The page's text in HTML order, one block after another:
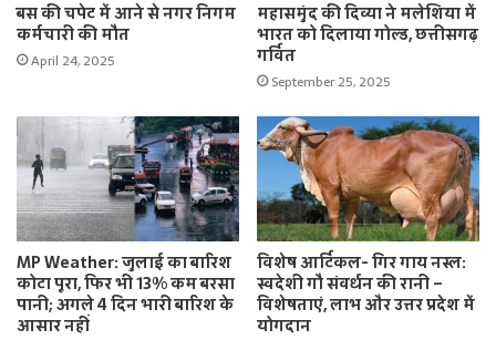
बस की चपेट में आने से नगर निगम
कर्मचारी की मौत
April 24, 2025
महासमुंद की दिव्या ने मलेशिया में
भारत को दिलाया गोल्ड, छत्तीसगढ़
गर्वित
September 25, 2025
MP Weather: जुलाई का बारिश
कोटा पूरा, फिर भी 13% कम बरसा
पानी; अगले 4 दिन भारी बारिश के
आसार नहीं
विशेष आर्टिकल- गिर गाय नस्ल:
स्वदेशी गौ संवर्धन की रानी –
विशेषताएं, लाभ और उत्तर प्रदेश में
योगदान